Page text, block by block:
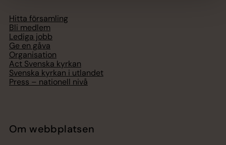
Hitta församling
Bli medlem
Lediga jobb
Ge en gåva
Organisation
Act Svenska kyrkan
Svenska kyrkan i utlandet
Press – nationell nivå
Om webbplatsen